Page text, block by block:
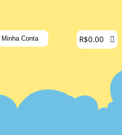
Minha Conta R$0.00